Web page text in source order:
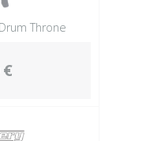
Throne
€